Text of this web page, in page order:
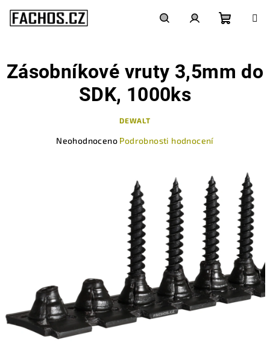
obsah
košík
Zásobníkové vruty 3,5mm do
SDK, 1000ks
DEWALT
Neohodnoceno Podrobnosti hodnocení